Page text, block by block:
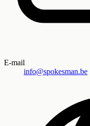
E-mail
info@spokesman.be